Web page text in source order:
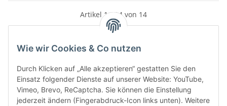
Wie wir Cookies & Co nutzen
Durch Klicken auf „Alle akzeptieren“ gestatten Sie den
Einsatz folgender Dienste auf unserer Website: YouTube,
Vimeo, Brevo, ReCaptcha. Sie können die Einstellung
jederzeit ändern (Fingerabdruck-Icon links unten). Weitere
Artikel 1 - 14 von 14
Kategorien